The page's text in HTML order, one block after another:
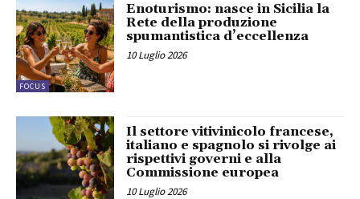
FOCUS
Enoturismo: nasce in Sicilia la
Rete della produzione
spumantistica d’eccellenza
10 Luglio 2026
Il settore vitivinicolo francese,
italiano e spagnolo si rivolge ai
rispettivi governi e alla
Commissione europea
10 Luglio 2026